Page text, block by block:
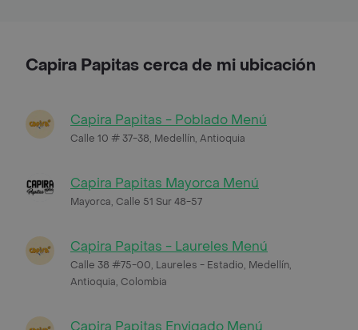
Capira Papitas cerca de mi ubicación
Capira Papitas - Poblado Menú
Calle 10 # 37-38, Medellín, Antioquia
Capira Papitas Mayorca Menú
Mayorca, Calle 51 Sur 48-57
Capira Papitas - Laureles Menú
Calle 38 #75-00, Laureles - Estadio, Medellín,
Antioquia, Colombia
Capira Papitas Envigado Menú